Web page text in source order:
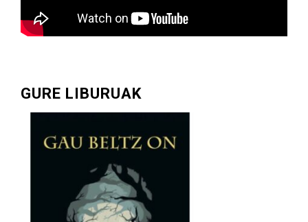
GURE LIBURUAK